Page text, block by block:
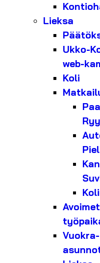
Lieksa
Ukko-
web-
Koli
Avoimet
Vuokra-